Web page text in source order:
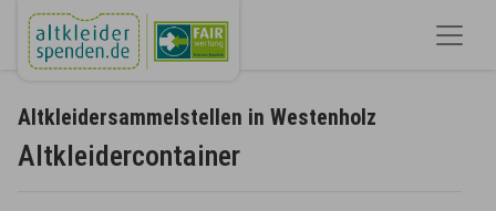
Altkleidersammelstellen in Westenholz
Altkleidercontainer